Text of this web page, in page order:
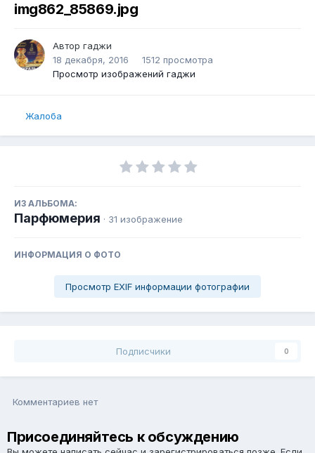
img862_85869.jpg
Автор гаджи
18 декабря, 2016
1512 просмотра
Просмотр изображений гаджи
Жалоба
ИЗ АЛЬБОМА:
Парфюмерия · 31 изображение
ИНФОРМАЦИЯ О ФОТО
Просмотр EXIF информации фотографии
Подписчики 0
Комментариев нет
Присоединяйтесь к обсуждению